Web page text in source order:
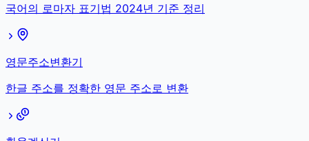
국어의 로마자 표기법 2024년 기준 정리
영문주소변환기
한글 주소를 정확한 영문 주소로 변환